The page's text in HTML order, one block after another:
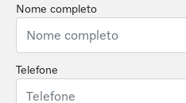
Nome completo
Telefone